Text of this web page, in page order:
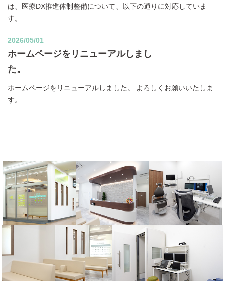
は、医療DX推進体制整備について、以下の通りに対応していま
す。
2026/05/01
ホームページをリニューアルしまし
た。
ホームページをリニューアルしました。 よろしくお願いいたしま
す。